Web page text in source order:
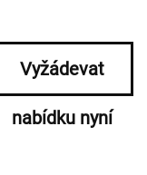
Vyžádevat
nabídku nyní